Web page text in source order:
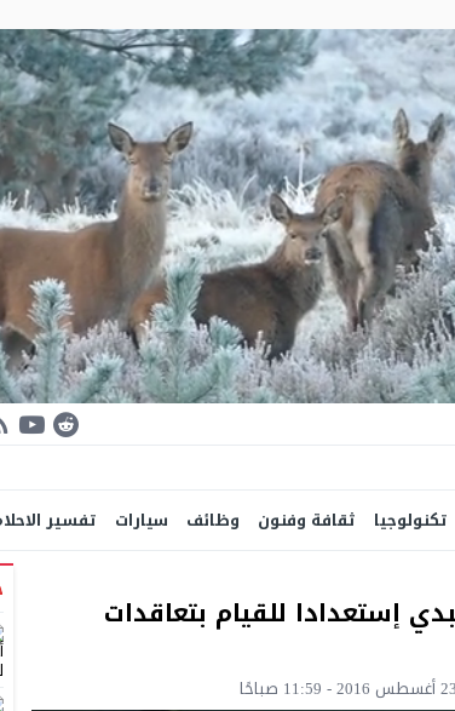
تكنولوجيا ثقافة وفنون وظائف سيارات تفسير
إستعدادا للقيام بتعاقدات